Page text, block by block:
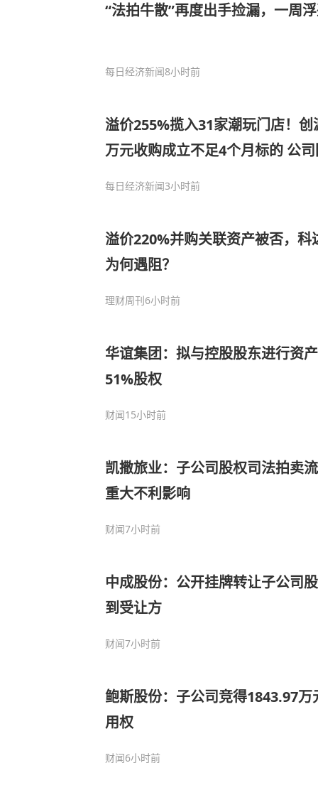
“法拍牛散”再度出手捡漏，一周
每日经济新闻8小时前
溢价255%揽入31家潮玩门店！
万元收购成立不足4个月标的 公
每日经济新闻3小时前
溢价220%并购关联资产被否，科
为何遇阻？
理财周刊6小时前
华谊集团：拟与控股股东进行资
51%股权
财闻15小时前
凯撒旅业：子公司股权司法拍卖
重大不利影响
财闻7小时前
中成股份：公开挂牌转让子公司
到受让方
财闻7小时前
鲍斯股份：子公司竞得1843.97
用权
财闻6小时前